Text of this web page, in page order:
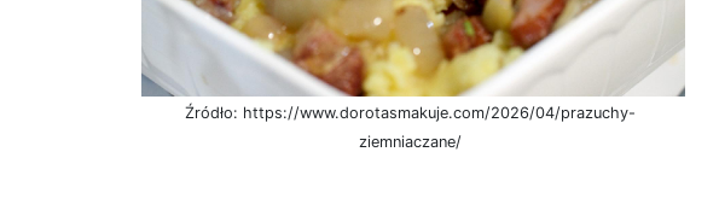
Źródło: https://www.dorotasmakuje.com/2026/04/prazuchy-
ziemniaczane/